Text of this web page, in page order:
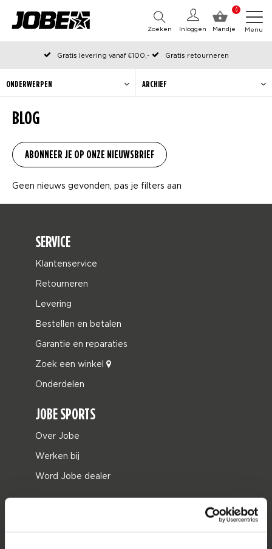
0
Mandje
Inloggen
Zoeken Menu
Gratis levering vanaf €100,-
Gratis retourneren
Officiële Jobe webshop
Op werkdagen voor 12:00 uur besteld, dezelfde dag verzonden
BLOG
ONDERWERPEN ARCHIEF
Geen nieuws gevonden, pas je filters aan
SERVICE
Klantenservice
Retourneren
Levering
Bestellen en betalen
Garantie en reparaties
Zoek een winkel
Onderdelen
JOBE SPORTS
Over Jobe
Werken bij
Word Jobe dealer